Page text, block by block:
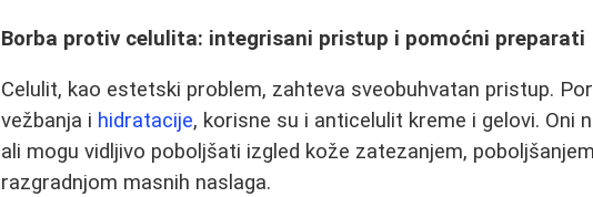
Borba protiv celulita: integrisani pristup i pomoćni preparati
Celulit, kao estetski problem, zahteva sveobuhvatan pristup.
vežbanja i hidratacije, korisne su i anticelulit kreme i gelovi. Oni
ali mogu vidljivo poboljšati izgled kože zatezanjem,
razgradnjom masnih naslaga.